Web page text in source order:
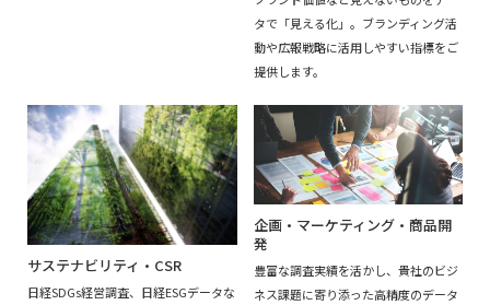
タで「見える化」。ブランディング活
動や広報戦略に活用しやすい指標をご
提供します。
サステナビリティ・CSR
日経SDGs経営調査、日経ESGデータな
企画・マーケティング・商品開
発
豊富な調査実績を活かし、貴社のビジ
ネス課題に寄り添った高精度のデータ